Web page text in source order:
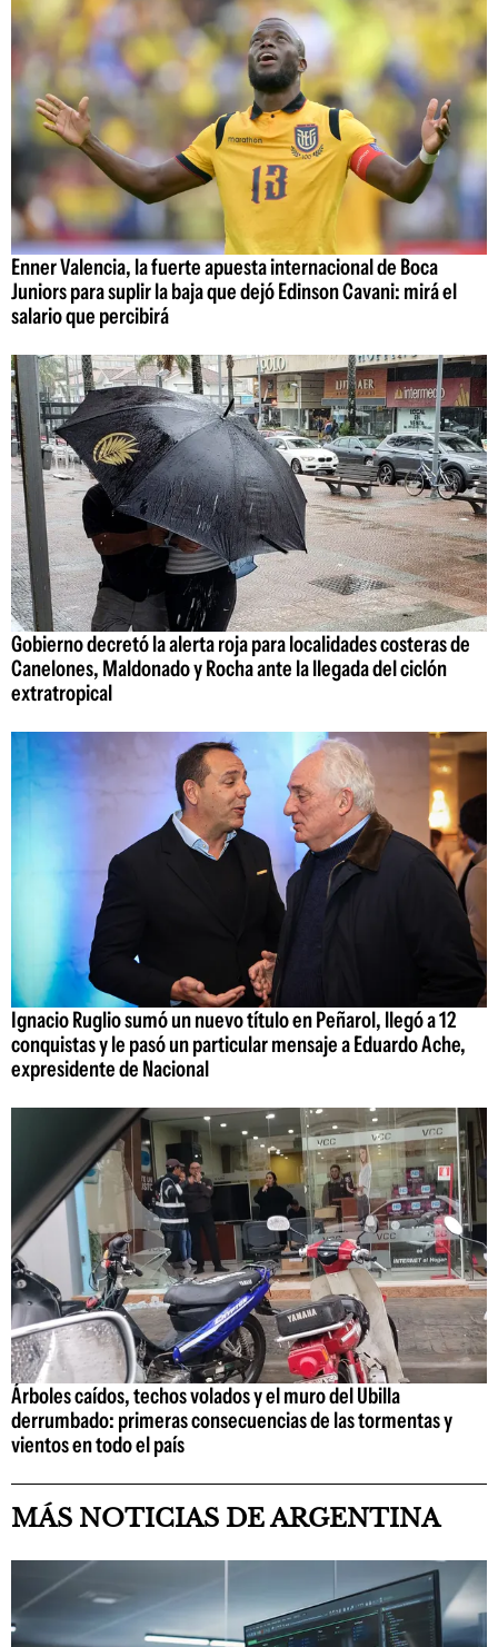
Enner Valencia, la fuerte apuesta internacional de Boca
Juniors para suplir la baja que dejó Edinson Cavani: mirá el
salario que percibirá
Gobierno decretó la alerta roja para localidades costeras de
Canelones, Maldonado y Rocha ante la llegada del ciclón
extratropical
Ignacio Ruglio sumó un nuevo título en Peñarol, llegó a 12
conquistas y le pasó un particular mensaje a Eduardo Ache,
expresidente de Nacional
Árboles caídos, techos volados y el muro del Ubilla
derrumbado: primeras consecuencias de las tormentas y
vientos en todo el país
MÁS NOTICIAS DE ARGENTINA